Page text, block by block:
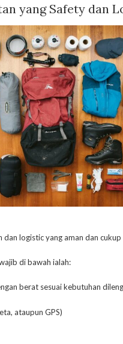
yang Safety dan
logistic yang aman dan cukup
di bawah ialah:
berat sesuai kebutuhan
ataupun GPS)